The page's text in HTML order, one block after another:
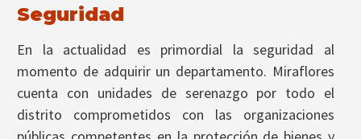
Seguridad
En la actualidad es primordial la seguridad al
momento de adquirir un departamento. Miraflores
cuenta con unidades de serenazgo por todo el
distrito comprometidos con las organizaciones